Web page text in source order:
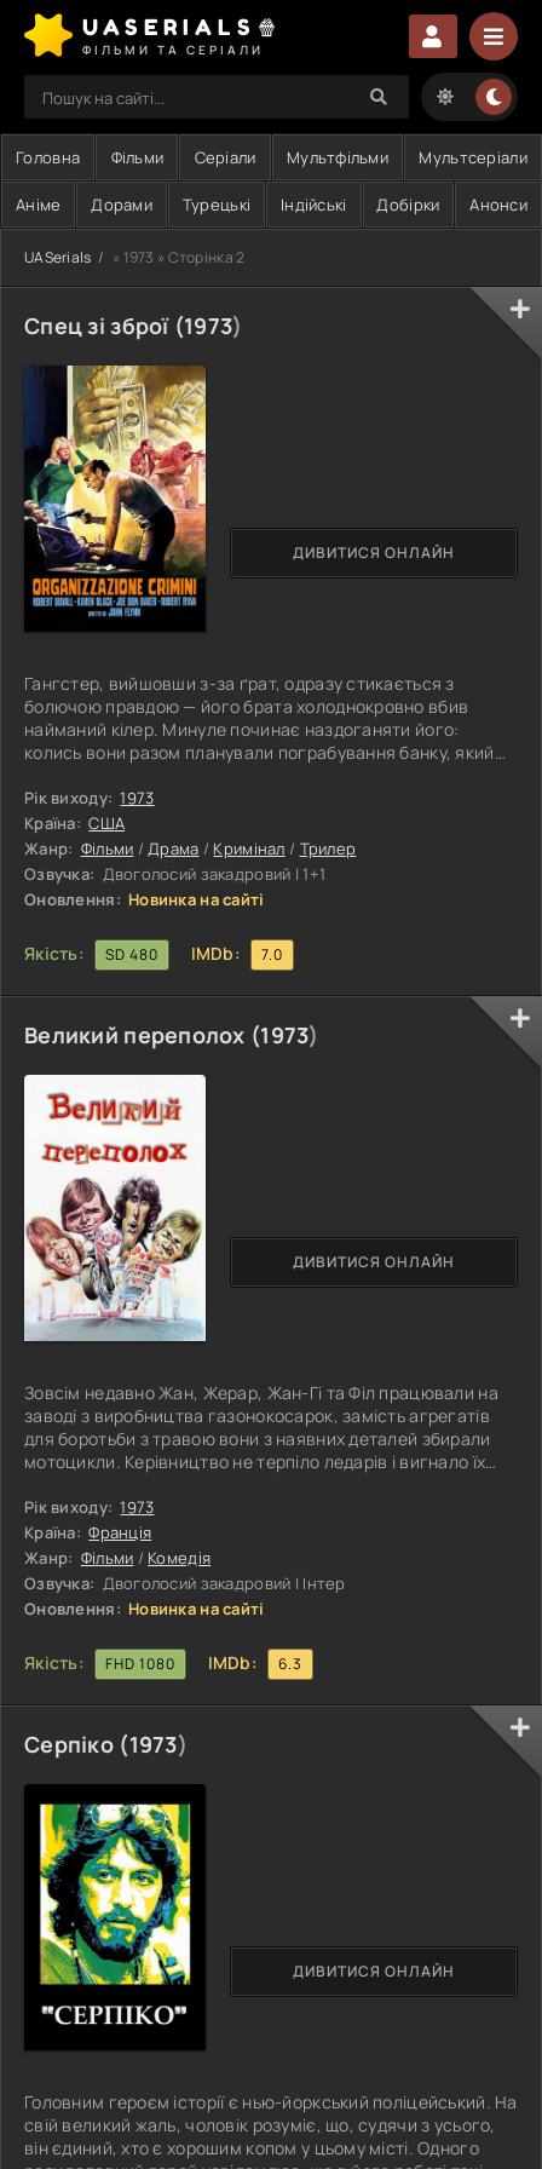
UASERIALS🍿
ФІЛЬМИ ТА СЕРІАЛИ
Головна Фільми Серіали Мультфільми Мультсеріали
Аніме Дорами Турецькі Індійські Добірки Анонси
UASerials » 1973 » Сторінка 2
Спец зі зброї (1973)
Гангстер, вийшовши з-за ґрат, одразу стикається з
болючою правдою — його брата холоднокровно вбив
найманий кілер. Минуле починає наздоганяти його:
колись вони разом планували пограбування банку, який
світу така зрада — смертельний вирок, і тепер розплата
торкнулася найближчої для нього людини. Згораючи від
люті та відчаю, він вирішує самотужки кинути виклик
організації, що зруйнувала його життя. Крок за кроком він
прокладає шлях через мережу
Рік виходу: 1973
Країна: США
Жанр: Фільми /Драма / Кримінал / Трилер
Озвучка: Двоголосий закадровий | 1+1
Оновлення: Новинка на сайті
Якість: SD 480 IMDb: 7.0
ДИВИТИСЯ ОНЛАЙН
Великий переполох (1973)
Зовсім недавно Жан, Жерар, Жан-Гі та Філ працювали на
заводі з виробництва газонокосарок, замість агрегатів
для боротьби з травою вони з наявних деталей збирали
мотоцикли. Керівництво не терпіло ледарів і вигнало їх
несподівано дізналися, що їхній приятель Еміль – власник
бару, зазнає збитків. Неподалік відкрився супермаркет, і
всі постійні клієнти стали його покупцями. Акції,
розпродажі, привабливий антураж забирають у Еміля
останню надію.
Рік виходу: 1973
Країна: Франція
Жанр: Фільми / Комедія
Озвучка: Двоголосий закадровий | Інтер
Оновлення: Новинка на сайті
Якість: FHD 1080 IMDb: 6.3
ДИВИТИСЯ ОНЛАЙН
Серпіко (1973)
Головним героєм історії є нью-йоркський поліцейський. На
свій великий жаль, чоловік розуміє, що, судячи з усього,
він єдиний, хто є хорошим копом у цьому місті. Одного
ДИВИТИСЯ ОНЛАЙН